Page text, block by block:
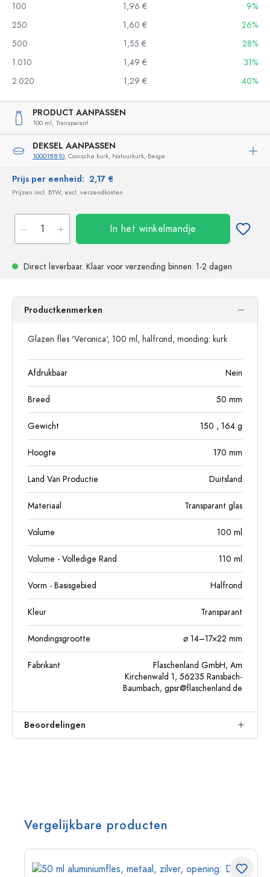
100
1,96 €
9%
250
1,60 €
26%
500
1,55 €
28%
1.010
1,49 €
31%
2.020
1,29 € 40%
PRODUCT AANPASSEN
100 ml, Transparant
DEKSEL AANPASSEN
100018810, Conische kurk, Natuurkurk, Beige
Prijs per eenheid: 2,17 €
Prijzen incl. BTW, excl. verzendkosten
In het winkelmandje
Direct leverbaar. Klaar voor verzending binnen: 1-2 dagen
Productkenmerken
Glazen fles 'Veronica', 100 ml, halfrond, monding: kurk
Afdrukbaar Nein
Breed 50 mm
Gewicht 150 , 164 g
Hoogte 170 mm
Land Van Productie Duitsland
Materiaal Transparant glas
Volume 100 ml
Volume - Volledige Rand 110 ml
Vorm - Basisgebied Halfrond
Kleur Transparant
Mondingsgrootte ⌀ 14–17×22 mm
Fabrikant
Flaschenland GmbH, Am
Kirchenwald 1, 56235 Ransbach-
Baumbach, gpsr@flaschenland.de
Beoordelingen
Vergelijkbare producten